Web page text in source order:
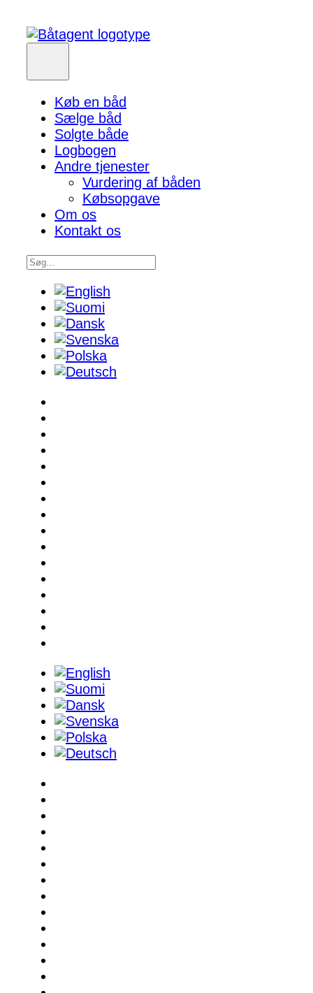
Køb en båd
Sælge båd
Solgte både
Logbogen
Andre tjenester
Vurdering af båden
Købsopgave
Om os
Kontakt os